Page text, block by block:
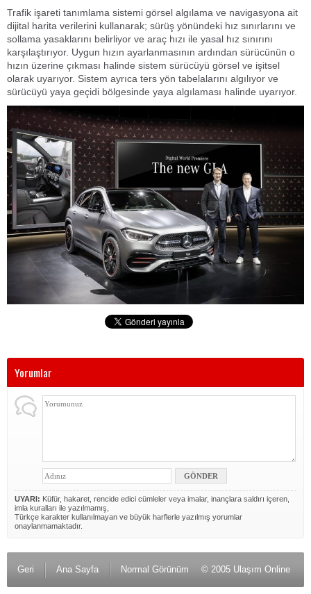
Trafik işareti tanımlama sistemi görsel algılama ve navigasyona ait
dijital harita verilerini kullanarak; sürüş yönündeki hız sınırlarını ve
sollama yasaklarını belirliyor ve araç hızı ile yasal hız sınırını
karşılaştırıyor. Uygun hızın ayarlanmasının ardından sürücünün o
hızın üzerine çıkması halinde sistem sürücüyü görsel ve işitsel
olarak uyarıyor. Sistem ayrıca ters yön tabelalarını algılıyor ve
sürücüyü yaya geçidi bölgesinde yaya algılaması halinde uyarıyor.
Yorumlar
UYARI: Küfür, hakaret, rencide edici cümleler veya imalar, inançlara saldırı içeren,
imla kuralları ile yazılmamış,
Türkçe karakter kullanılmayan ve büyük harflerle yazılmış yorumlar
onaylanmamaktadır.
Geri Ana Sayfa Normal Görünüm © 2005 Ulaşım Online